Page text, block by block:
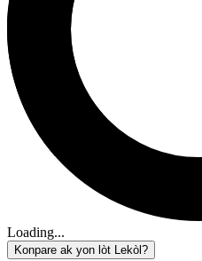
Loading...
Konpare ak yon lòt Lekòl?